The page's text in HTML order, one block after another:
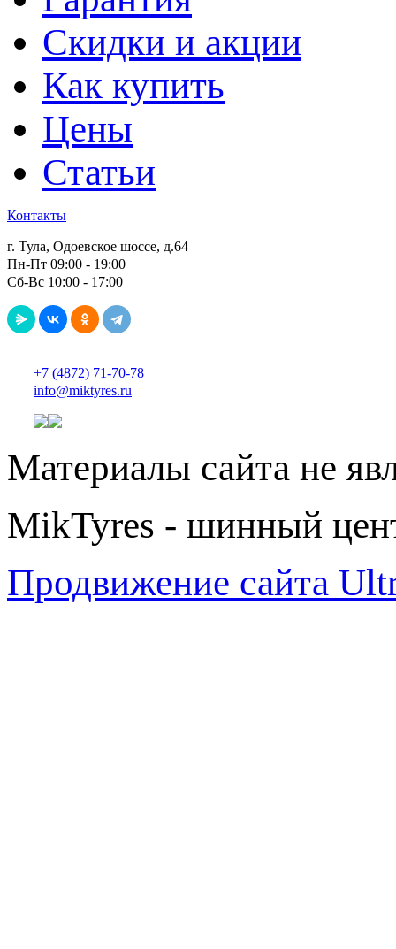
Скидки и акции
Как купить
Цены
Статьи
Контакты
г. Тула, Одоевское шоссе, д.64
Пн-Пт 09:00 - 19:00
Сб-Вс 10:00 - 17:00
+7 (4872) 71-70-78
info@miktyres.ru
Материалы сайта не
MikTyres - шинный
Продвижение сайта